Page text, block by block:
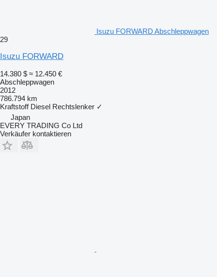
Isuzu FORWARD Abschleppwagen
29
Isuzu FORWARD
14.380 $ ≈ 12.450 €
Abschleppwagen
2012
786.794 km
Kraftstoff Diesel Rechtslenker ✓
Japan
EVERY TRADING Co Ltd
Verkäufer kontaktieren